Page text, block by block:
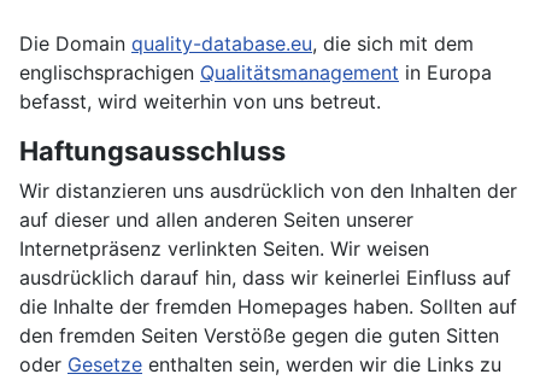
Die Domain quality-database.eu, die sich mit dem
englischsprachigen Qualitätsmanagement in Europa
befasst, wird weiterhin von uns betreut.
Haftungsausschluss
Wir distanzieren uns ausdrücklich von den Inhalten der
auf dieser und allen anderen Seiten unserer
Internetpräsenz verlinkten Seiten. Wir weisen
ausdrücklich darauf hin, dass wir keinerlei Einfluss auf
die Inhalte der fremden Homepages haben. Sollten auf
den fremden Seiten Verstöße gegen die guten Sitten
oder Gesetze enthalten sein, werden wir die Links zu